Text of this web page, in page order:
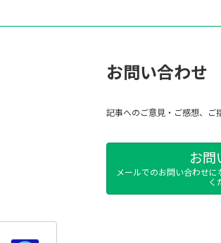
お問い合わせ
記事へのご意見・ご感想、ご
お問
メールでのお問い合わせ
く